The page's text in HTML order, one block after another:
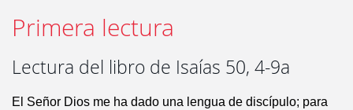
Primera lectura
Lectura del libro de Isaías 50, 4-9a
El Señor Dios me ha dado una lengua de discípulo; para